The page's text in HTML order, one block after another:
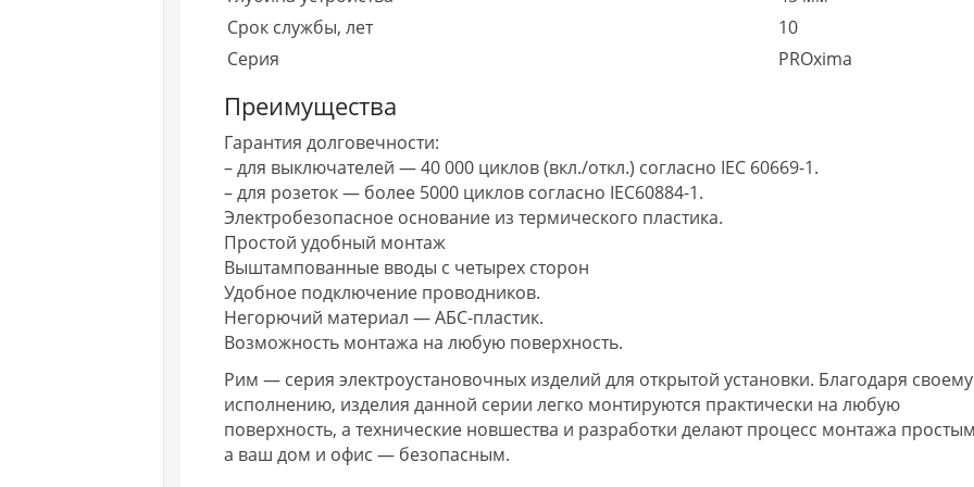
Срок службы, лет
10
Серия
PROxima
Преимущества
Гарантия долговечности:
– для выключателей — 40 000 циклов (вкл./откл.) согласно IEC 60669-1.
– для розеток — более 5000 циклов согласно IEC60884-1.
Электробезопасное основание из термического пластика.
Простой удобный монтаж
Выштампованные вводы с четырех сторон
Удобное подключение проводников.
Негорючий материал — АБС-пластик.
Возможность монтажа на любую поверхность.
Рим — серия электроустановочных изделий для открытой установки. Благодаря своему
исполнению, изделия данной серии легко монтируются практически на любую
поверхность, а технические новшества и разработки делают процесс монтажа
а ваш дом и офис — безопасным.